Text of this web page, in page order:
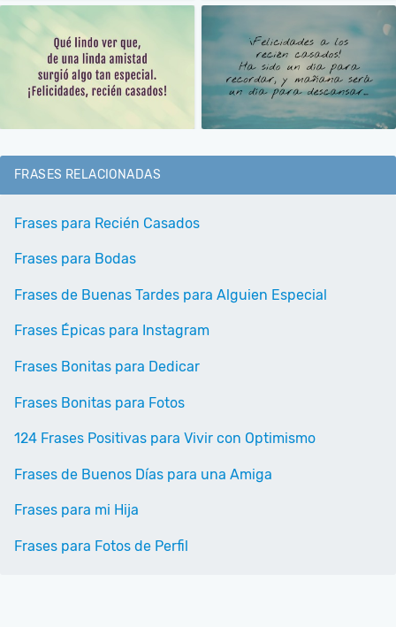
FRASES RELACIONADAS
Frases para Recién Casados
Frases para Bodas
Frases de Buenas Tardes para Alguien Especial
Frases Épicas para Instagram
Frases Bonitas para Dedicar
Frases Bonitas para Fotos
124 Frases Positivas para Vivir con Optimismo
Frases de Buenos Días para una Amiga
Frases para mi Hija
Frases para Fotos de Perfil